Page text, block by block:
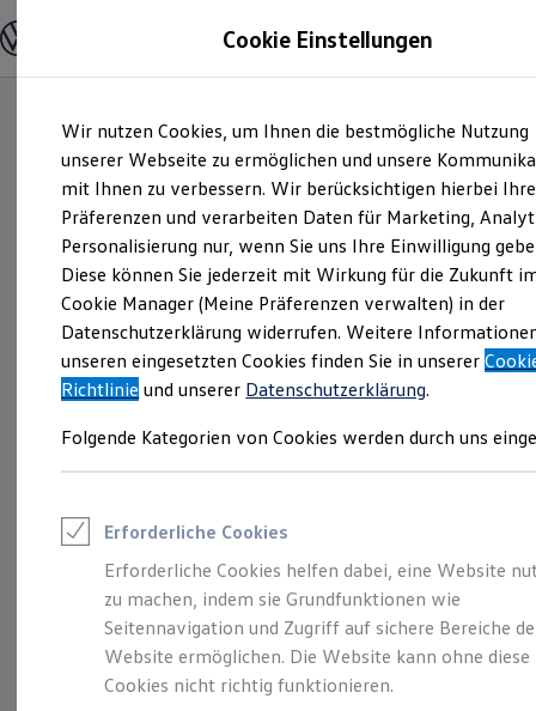
Hauptinhalt
springen
Footer
springen
Modelle und Konfigurator
Modelle vergleichen
Elektroautos
ENERGY Sondermodelle
Nutzfahrzeuge
SUV und CUV
Familienautos
Kombis
Kompaktwagen
Sportwagen
Schnell verfügbare Fahrzeuge
Angebote und Produkte
Aktuelle Angebote
E-Auto-Förderung
Volkswagen Marktplatz
Junge Gebrauchtwagen und Gebrauchtwagen
Saisonangebote
Leasing
Leasing-Angebote
Gebrauchtwagen Leasing
Junge Gebrauchtwagen-Leasing
Elektroauto Leasing
Kleinwagen-Leasing
Leasing ohne Anzahlung
Viel Platz, viel Freiheit.
Der Golf Variant.
Cookie Einstellungen
Wir nutzen Cookies, um Ihnen die bestmögliche Nutzung
unserer Webseite zu ermöglichen und unsere
mit Ihnen zu verbessern. Wir berücksichtigen hierbei Ihre
Präferenzen und verarbeiten Daten für Marketing,
Personalisierung nur, wenn Sie uns Ihre Einwilligung
Diese können Sie jederzeit mit Wirkung für die Zukunft
Cookie Manager (Meine Präferenzen verwalten) in der
Datenschutzerklärung widerrufen. Weitere
unseren eingesetzten Cookies finden Sie in unserer
Richtlinie und unserer Datenschutzerklärung.
Folgende Kategorien von Cookies werden durch uns
Erforderliche Cookies
Erforderliche Cookies helfen dabei, eine Website
zu machen, indem sie Grundfunktionen wie
Seitennavigation und Zugriff auf sichere Bereiche
Website ermöglichen. Die Website kann ohne diese
Cookies nicht richtig funktionieren.